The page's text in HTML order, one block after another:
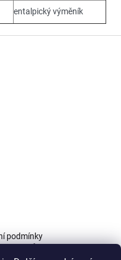
entalpický výměník
podmínky
údajů (GDPR)